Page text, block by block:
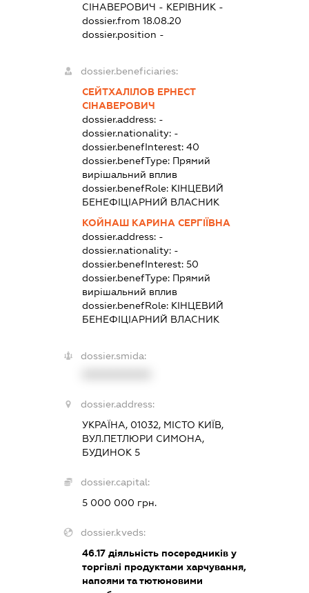
СІНАВЕРОВИЧ - КЕРІВНИК -
dossier.from 18.08.20
dossier.position -
dossier.beneficiaries:
СЕЙТХАЛІЛОВ ЕРНЕСТ
СІНАВЕРОВИЧ
dossier.address: -
dossier.nationality: -
dossier.benefInterest: 40
dossier.benefType: Прямий
вирішальний вплив
dossier.benefRole: КІНЦЕВИЙ
БЕНЕФІЦІАРНИЙ ВЛАСНИК
КОЙНАШ КАРИНА СЕРГІЇВНА
dossier.address: -
dossier.nationality: -
dossier.benefInterest: 50
dossier.benefType: Прямий
вирішальний вплив
dossier.benefRole: КІНЦЕВИЙ
БЕНЕФІЦІАРНИЙ ВЛАСНИК
dossier.smida:
dossier.address:
УКРАЇНА, 01032, МІСТО КИЇВ,
ВУЛ.ПЕТЛЮРИ СИМОНА,
БУДИНОК 5
dossier.capital:
5 000 000 грн.
dossier.kveds:
46.17діяльність посередників у
торгівлі продуктами харчування,
напоями та тютюновими